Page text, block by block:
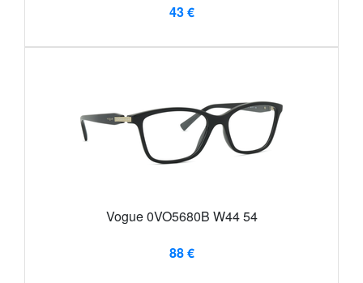
43 €
Vogue 0VO5680B W44 54
88 €